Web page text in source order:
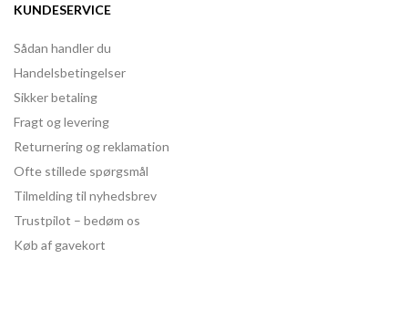
KUNDESERVICE
Sådan handler du
Handelsbetingelser
Sikker betaling
Fragt og levering
Returnering og reklamation
Ofte stillede spørgsmål
Tilmelding til nyhedsbrev
Trustpilot – bedøm os
Køb af gavekort